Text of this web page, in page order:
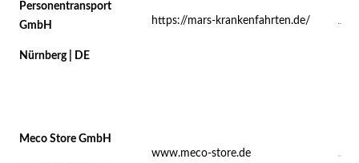
Personentransport
GmbH
Nürnberg | DE
https://mars-krankenfahrten.de/
Meco Store GmbH
www.meco-store.de